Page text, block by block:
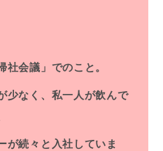
社会議」でのこと。
少なく、私一人が飲んで
が続々と入社していま